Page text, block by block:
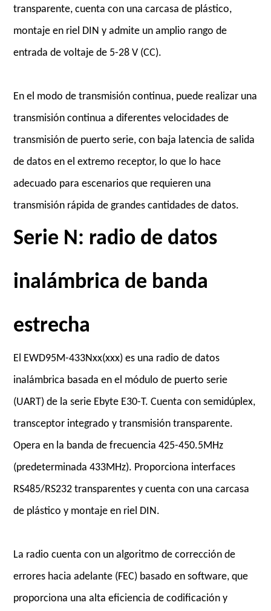
transparente, cuenta con una carcasa de plástico,
montaje en riel DIN y admite un amplio rango de
entrada de voltaje de 5-28 V (CC).
En el modo de transmisión continua, puede realizar una
transmisión continua a diferentes velocidades de
transmisión de puerto serie, con baja latencia de salida
de datos en el extremo receptor, lo que lo hace
adecuado para escenarios que requieren una
transmisión rápida de grandes cantidades de datos.
Serie N: radio de datos
inalámbrica de banda
estrecha
El EWD95M-433Nxx(xxx) es una radio de datos
inalámbrica basada en el módulo de puerto serie
(UART) de la serie Ebyte E30-T. Cuenta con semidúplex,
transceptor integrado y transmisión transparente.
Opera en la banda de frecuencia 425-450.5MHz
(predeterminada 433MHz). Proporciona interfaces
RS485/RS232 transparentes y cuenta con una carcasa
de plástico y montaje en riel DIN.
La radio cuenta con un algoritmo de corrección de
errores hacia adelante (FEC) basado en software, que
proporciona una alta eficiencia de codificación y